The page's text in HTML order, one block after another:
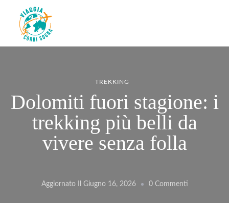
Viaggiacorrisogna – Blog di
viaggi e running
Viaggi zaino in spalla e corse in giro per il mondo
TREKKING
Dolomiti fuori stagione: i
trekking più belli da
vivere senza folla
Aggiornato Il Giugno 16, 2026 0 CommentiSu